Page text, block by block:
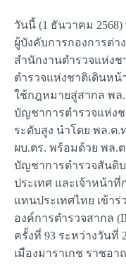
วันนี้ (1 ธันวาคม
ผู้บังคับการกองการต่า
สำนักงานตำรวจแห่งช
ตำรวจแห่งชาติเดินห
ใช้กฎหมายสู่สากล พล
บัญชาการตำรวจแห่ง
ระดับสูง นำโดย พล.ต.
ผบ.ตร. พร้อมด้วย พล.
บัญชาการตำรวจสันติ
ประเทศ และเจ้าหน้าที่
แทนประเทศไทย เข้า
องค์การตำรวจสากล
ครั้งที่ 93 ระหว่างวันที่
เมืองมาราเกช ราชอ